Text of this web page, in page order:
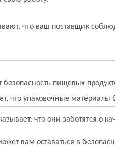
что ваш поставщик
безопасность пищевых
что упаковочные
что они заботятся
вам оставаться в